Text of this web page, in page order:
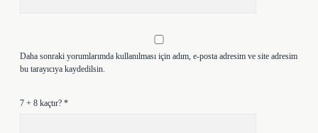
Daha sonraki yorumlarımda kullanılması için adım, e-posta adresim ve site adresim
bu tarayıcıya kaydedilsin.
7 + 8 kaçtır? *